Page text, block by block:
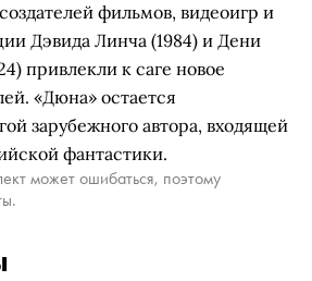
фильмов, видеоигр и
Дэвида Линча (1984) и Дени
привлекли к саге новое
«Дюна» остается
зарубежного автора, входящей
фантастики.
может ошибаться, поэтому